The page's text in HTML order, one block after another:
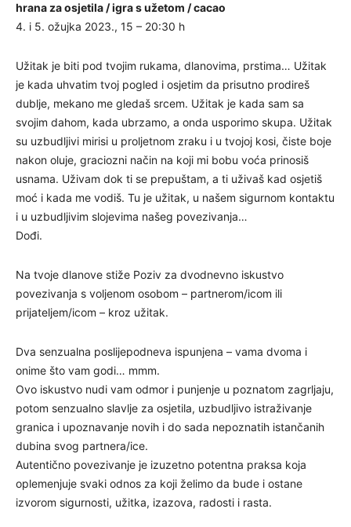
hrana za osjetila / igra s užetom / cacao
4. i 5. ožujka 2023., 15 – 20:30 h
Užitak je biti pod tvojim rukama, dlanovima, prstima… Užitak
je kada uhvatim tvoj pogled i osjetim da prisutno prodireš
dublje, mekano me gledaš srcem. Užitak je kada sam sa
svojim dahom, kada ubrzamo, a onda usporimo skupa. Užitak
su uzbudljivi mirisi u proljetnom zraku i u tvojoj kosi, čiste boje
nakon oluje, graciozni način na koji mi bobu voća prinosiš
usnama. Uživam dok ti se prepuštam, a ti uživaš kad osjetiš
moć i kada me vodiš. Tu je užitak, u našem sigurnom kontaktu
i u uzbudljivim slojevima našeg povezivanja…
Dođi.
Na tvoje dlanove stiže Poziv za dvodnevno iskustvo
povezivanja s voljenom osobom – partnerom/icom ili
prijateljem/icom – kroz užitak.
Dva senzualna poslijepodneva ispunjena – vama dvoma i
onime što vam godi… mmm.
Ovo iskustvo nudi vam odmor i punjenje u poznatom zagrljaju,
potom senzualno slavlje za osjetila, uzbudljivo istraživanje
granica i upoznavanje novih i do sada nepoznatih istančanih
dubina svog partnera/ice.
Autentično povezivanje je izuzetno potentna praksa koja
oplemenjuje svaki odnos za koji želimo da bude i ostane
izvorom sigurnosti, užitka, izazova, radosti i rasta.